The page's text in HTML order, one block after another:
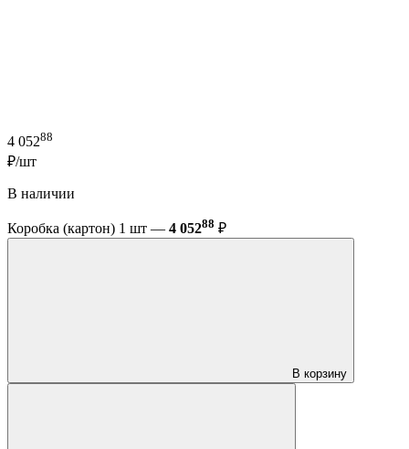
4 05288
₽/шт
В наличии
Коробка (картон) 1 шт — 4 05288 ₽
В корзину